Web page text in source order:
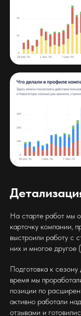
На старте работ мы
карточку компании,
выстроили работу с
них и многое другое
Подготовка к
время мы
позиции по
активно работали
отзывами и